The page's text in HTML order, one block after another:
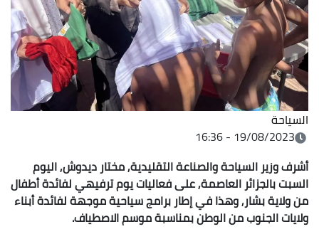
السياحة
19/08/2023 - 16:36
أشرف وزير السياحة والصناعة التقليدية, مختار ديدوش, اليوم
السبت بالجزائر العاصمة, على فعاليات يوم ترفيهي لفائدة أطفال
من ولاية بشار, وهذا في إطار برامج سياحية موجهة لفائدة أبناء
ولايات الجنوب من الوطن بمناسبة موسم الاصطياف.